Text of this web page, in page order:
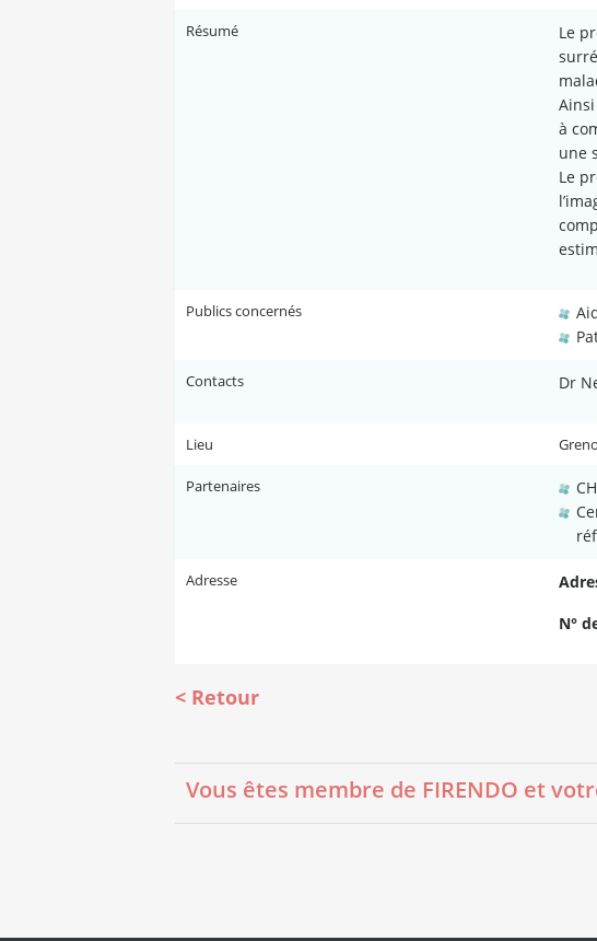
Résumé
Le
à
une
Le
Publics concernés
Contacts Dr
Lieu
Partenaires
Adresse
N°
Retour
Vous êtes membre de FIRENDO et